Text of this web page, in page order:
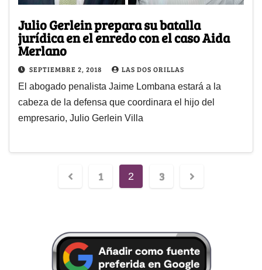
Julio Gerlein prepara su batalla
jurídica en el enredo con el caso Aida
Merlano
SEPTIEMBRE 2, 2018 LAS DOS ORILLAS
El abogado penalista Jaime Lombana estará a la
cabeza de la defensa que coordinara el hijo del
empresario, Julio Gerlein Villa
1 2 3